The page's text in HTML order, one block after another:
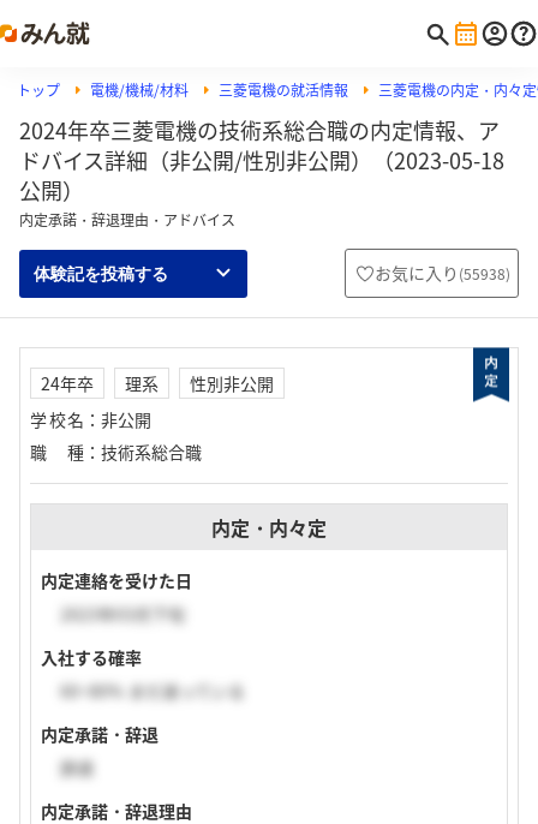
トップ 電機/機械/材料 三菱電機の就活情報 三菱電機の内定・内々
2024年卒三菱電機の技術系総合職の内定情報、ア
ドバイス詳細（非公開/性別非公開）（2023-05-18
公開）
内定承諾・辞退理由・アドバイス
体験記を投稿する お気に入り (55938)
24年卒 理系
性別非公開
学校名 ： 非公開
職種 ： 技術系総合職
内定・内々定
内定連絡を受けた日
2023年03月下旬
入社する確率
60~80% まだ迷っている
内定承諾・辞退
辞退
内定承諾・辞退理由